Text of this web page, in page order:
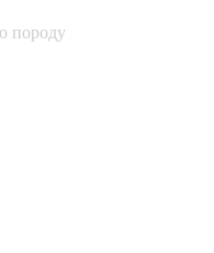
породу